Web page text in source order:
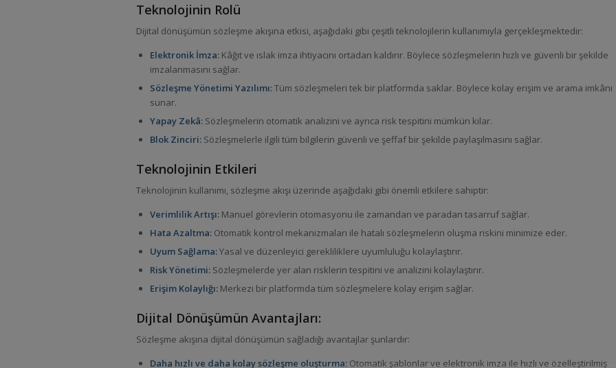
Teknolojinin Rolü
Dijital dönüşümün sözleşme akışına etkisi, aşağıdaki gibi çeşitli teknolojilerin kullanımıyla gerçekleşmektedir:
Elektronik İmza: Kâğıt ve ıslak imza ihtiyacını ortadan kaldırır. Böylece sözleşmelerin hızlı ve güvenli bir şekilde
imzalanmasını sağlar.
Sözleşme Yönetimi Yazılımı:Tüm sözleşmeleri tek bir platformda saklar. Böylece kolay erişim ve arama imkânı
sunar.
Yapay Zekâ: Sözleşmelerin otomatik analizini ve ayrıca risk tespitini mümkün kılar.
Blok Zinciri: Sözleşmelerle ilgili tüm bilgilerin güvenli ve şeffaf bir şekilde paylaşılmasını sağlar.
Teknolojinin Etkileri
Teknolojinin kullanımı, sözleşme akışı üzerinde aşağıdaki gibi önemli etkilere sahiptir:
Verimlilik Artışı: Manuel görevlerin otomasyonu ile zamandan ve paradan tasarruf sağlar.
Hata Azaltma: Otomatik kontrol mekanizmaları ile hatalı sözleşmelerin oluşma riskini minimize eder.
Uyum Sağlama:Yasal ve düzenleyici gerekliliklere uyumluluğu kolaylaştırır.
Risk Yönetimi: Sözleşmelerde yer alan risklerin tespitini ve analizini kolaylaştırır.
Erişim Kolaylığı: Merkezi bir platformda tüm sözleşmelere kolay erişim sağlar.
Dijital Dönüşümün Avantajları:
Sözleşme akışına dijital dönüşümün sağladığı avantajlar şunlardır:
Daha hızlı ve daha kolay sözleşme oluşturma: Otomatik şablonlar ve elektronik imza ile hızlı ve özelleştirilmiş